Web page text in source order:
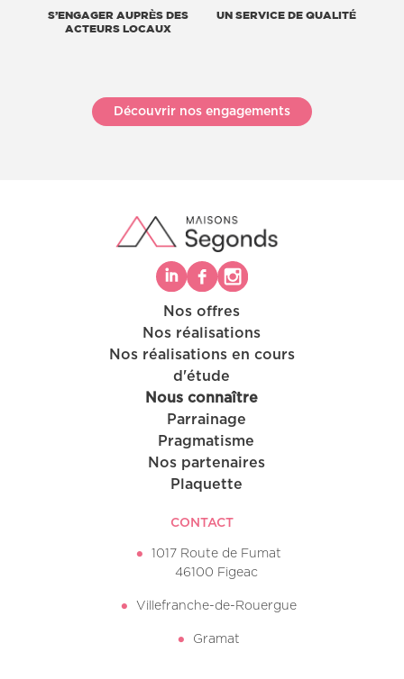
S’ENGAGER AUPRÈS DES
ACTEURS LOCAUX
UN SERVICE DE QUALITÉ
Découvrir nos engagements
Nos offres
Nos réalisations
Nos réalisations en cours
d'étude
Nous connaître
Parrainage
Pragmatisme
Nos partenaires
Plaquette
CONTACT
1017 Route de Fumat
46100 Figeac
Villefranche-de-Rouergue
Gramat